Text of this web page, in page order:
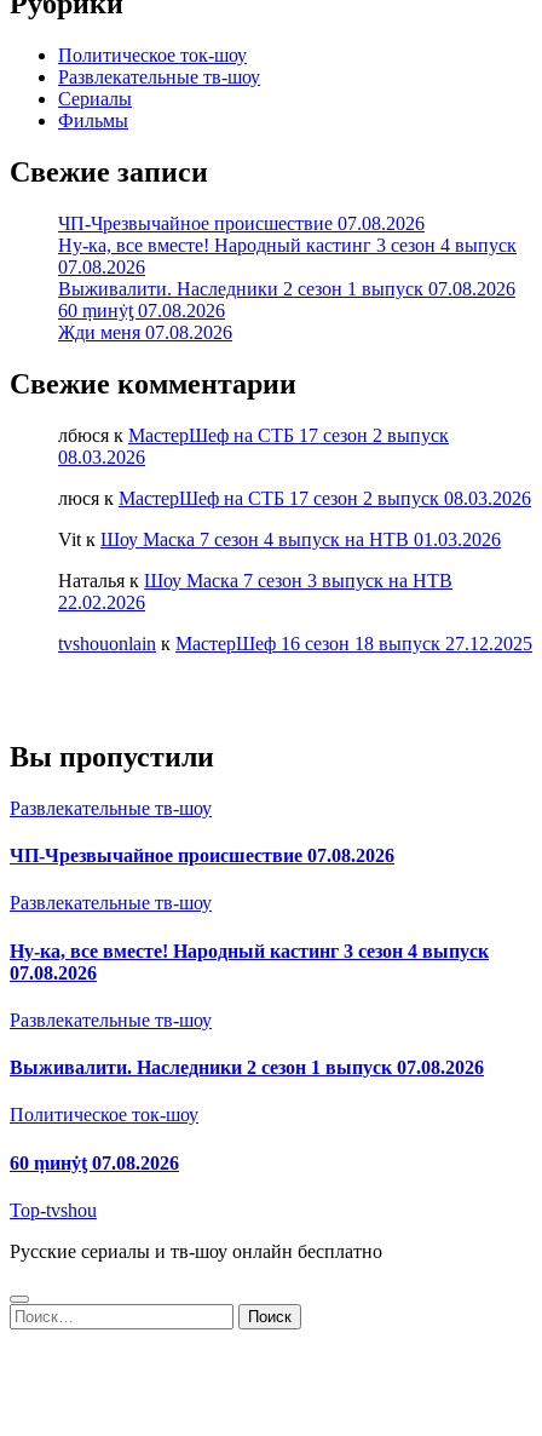
Политическое ток-шоу
Развлекательные тв-шоу
Сериалы
Фильмы
Свежие записи
ЧП-Чрезвычайное происшествие 07.08.2026
Ну-ка, все вместе! Народный кастинг 3 сезон 4 выпуск
07.08.2026
Выживалити. Наследники 2 сезон 1 выпуск 07.08.2026
60 ṃинẏƫ 07.08.2026
Жди меня 07.08.2026
Свежие комментарии
лбюся к МастерШеф на СТБ 17 сезон 2 выпуск
08.03.2026
люся к МастерШеф на СТБ 17 сезон 2 выпуск 08.03.2026
Vit к Шоу Маска 7 сезон 4 выпуск на НТВ 01.03.2026
Наталья к Шоу Маска 7 сезон 3 выпуск на НТВ
22.02.2026
tvshouonlain к МастерШеф 16 сезон 18 выпуск 27.12.2025
Вы пропустили
Развлекательные тв-шоу
ЧП-Чрезвычайное происшествие 07.08.2026
Развлекательные тв-шоу
Ну-ка, все вместе! Народный кастинг 3 сезон 4 выпуск
07.08.2026
Развлекательные тв-шоу
Выживалити. Наследники 2 сезон 1 выпуск 07.08.2026
Политическое ток-шоу
60 ṃинẏƫ 07.08.2026
Top-tvshou
Русские сериалы и тв-шоу онлайн бесплатно
Найти: